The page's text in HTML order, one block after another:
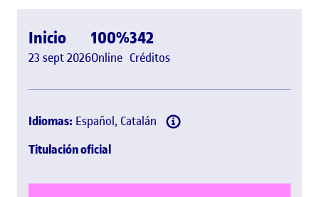
Inicio
23 sept 2026
100%
Online
342
Créditos
Idiomas: Español, Catalán
Titulación oficial